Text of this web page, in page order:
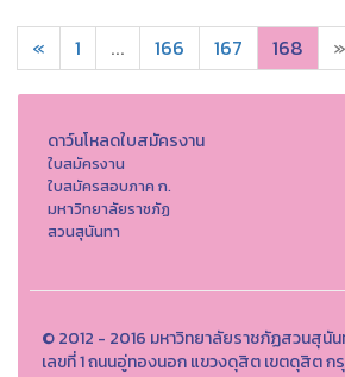
« 1 ... 166 167 168 »
ดาว์นโหลดใบสมัครงาน
ใบสมัครงาน
ใบสมัครสอบภาค ก.
มหาวิทยาลัยราชภัฏ
สวนสุนันทา
© 2012 - 2016 มหาวิทยาลัยราชภัฏสวนสุนัน
เลขที่ 1 ถนนอู่ทองนอก แขวงดุสิต เขตดุสิต ก